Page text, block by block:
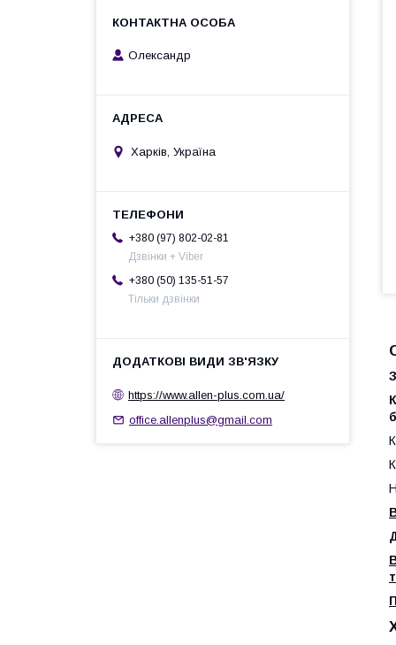
Олександр
Харків, Україна
+380 (97) 802-02-81
Дзвінки + Viber
+380 (50) 135-51-57
Тільки дзвінки
https://www.allen-plus.com.ua/
office.allenplus@gmail.com